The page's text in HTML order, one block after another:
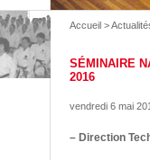
Accueil >
SÉMINAIRE
2016
vendredi 6 mai
– Direction